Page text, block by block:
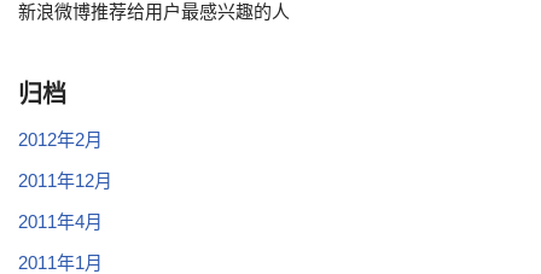
新浪微博推荐给用户最感兴趣的人
归档
2012年2月
2011年12月
2011年4月
2011年1月